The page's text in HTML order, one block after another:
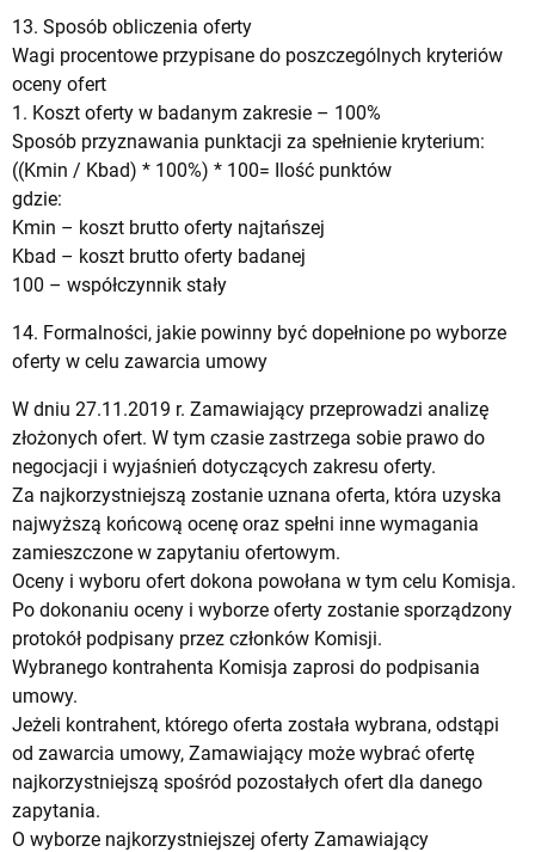
13. Sposób obliczenia oferty
Wagi procentowe przypisane do poszczególnych kryteriów
oceny ofert
1. Koszt oferty w badanym zakresie – 100%
Sposób przyznawania punktacji za spełnienie kryterium:
((Kmin / Kbad) * 100%) * 100= Ilość punktów
gdzie:
Kmin – koszt brutto oferty najtańszej
Kbad – koszt brutto oferty badanej
100 – współczynnik stały
14. Formalności, jakie powinny być dopełnione po wyborze
oferty w celu zawarcia umowy
W dniu 27.11.2019 r. Zamawiający przeprowadzi analizę
złożonych ofert. W tym czasie zastrzega sobie prawo do
negocjacji i wyjaśnień dotyczących zakresu oferty.
Za najkorzystniejszą zostanie uznana oferta, która uzyska
najwyższą końcową ocenę oraz spełni inne wymagania
zamieszczone w zapytaniu ofertowym.
Oceny i wyboru ofert dokona powołana w tym celu Komisja.
Po dokonaniu oceny i wyborze oferty zostanie sporządzony
protokół podpisany przez członków Komisji.
Wybranego kontrahenta Komisja zaprosi do podpisania
umowy.
Jeżeli kontrahent, którego oferta została wybrana, odstąpi
od zawarcia umowy, Zamawiający może wybrać ofertę
najkorzystniejszą spośród pozostałych ofert dla danego
zapytania.
O wyborze najkorzystniejszej oferty Zamawiający